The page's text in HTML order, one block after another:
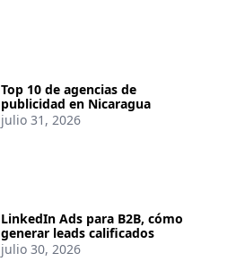
Top 10 de agencias de
publicidad en Nicaragua
julio 31, 2026
LinkedIn Ads para B2B, cómo
generar leads calificados
julio 30, 2026